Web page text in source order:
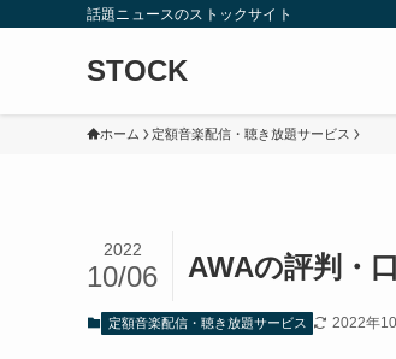
話題ニュースのストックサイト
STOCK
ホーム 定額音楽配信・聴き放題サービス
AWAの評判・
2022
10/06
定額音楽配信・聴き放題サービス 2022年